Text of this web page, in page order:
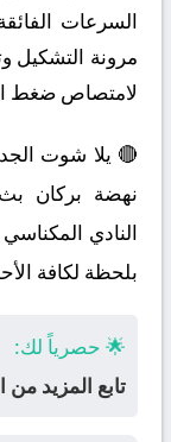
السرعات
مرونة التشكيل
لامتصاص ضغط
🔴 يلا شوت
نهضة بركان
النادي
بلحظة لكافة
🌟 حصرياً لك:
تابع المزيد من